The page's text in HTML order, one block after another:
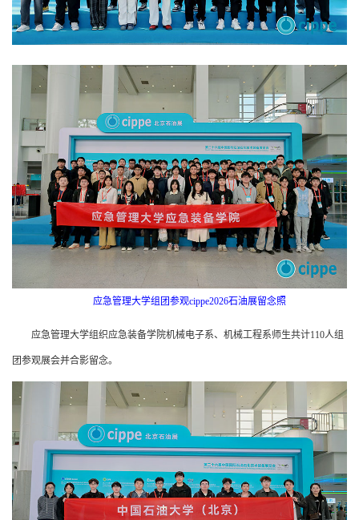
应急管理大学组团参观cippe2026石油展留念照
应急管理大学组织应急装备学院机械电子系、机械工程系师生共计110人组
团参观展会并合影留念。